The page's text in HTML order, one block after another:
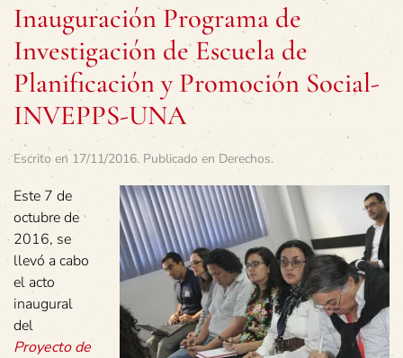
Inauguración Programa de
Investigación de Escuela de
Planificación y Promoción Social-
INVEPPS-UNA
Escrito en 17/11/2016. Publicado en Derechos.
Este 7 de
octubre de
2016, se
llevó a cabo
el acto
inaugural
del
Proyecto de